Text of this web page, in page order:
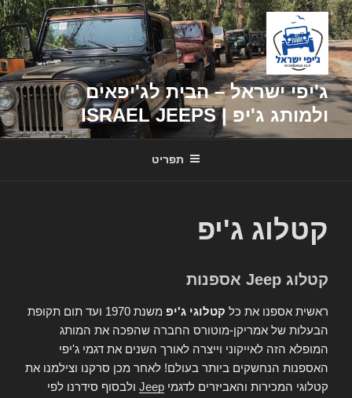
דילוג
לתוכן
ג'יפי ישראל – הבית לג'יפאים
ולמותג ג'יפ | ISRAEL JEEPS
תפריט
קטלוג ג'יפ
קטלוג Jeep אספנות
ראשית אספנו את כל קטלוגי ג'יפ
משנת 1970 ועד תום תקופת
הבעלות של אמריקן-מוטורס החברה שהפכה את המותג
המופלא הזה לאייקוני וייצרה לאורך השנים את דגמי ג'יפי
האספנות הנחשקים ביותר בעולם! לאחר מכן סרקנו וצילמנו את
קטלוגי המכירות והאביזרים לדגמי Jeep ולבסוף סידרנו לפי